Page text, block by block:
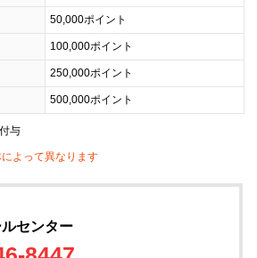
50,000ポイント
100,000ポイント
250,000ポイント
500,000ポイント
与
よって異なります
センター